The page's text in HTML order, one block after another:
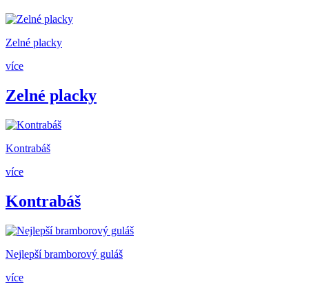
Zelné placky
více
Zelné placky
Kontrabáš
více
Kontrabáš
Nejlepší bramborový guláš
více